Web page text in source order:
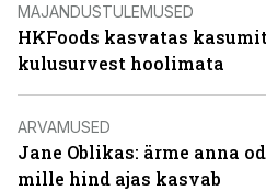
MAJANDUSTULEMUSED
HKFoods kasvatas
kulusurvest hoolimata
ARVAMUSED
Jane Oblikas: ärme anna
mille hind ajas kasvab